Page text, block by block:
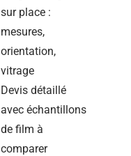
sur place :
mesures,
orientation,
vitrage
Devis détaillé
avec échantillons
de film à
comparer